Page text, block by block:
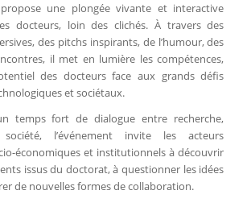
une plongée vivante et interactive
docteurs, loin des clichés. À travers des
des pitchs inspirants, de l’humour, des
il met en lumière les compétences,
des docteurs face aux grands défis
et sociétaux.
temps fort de dialogue entre recherche,
l’événement invite les acteurs
économiques et institutionnels à découvrir
issus du doctorat, à questionner les idées
de nouvelles formes de collaboration.